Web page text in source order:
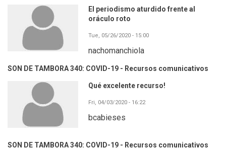
El periodismo aturdido frente al
oráculo roto
Tue, 05/26/2020 - 15:00
nachomanchiola
SON DE TAMBORA 340: COVID-19 - Recursos comunicativos
Qué excelente recurso!
Fri, 04/03/2020 - 16:22
bcabieses
SON DE TAMBORA 340: COVID-19 - Recursos comunicativos